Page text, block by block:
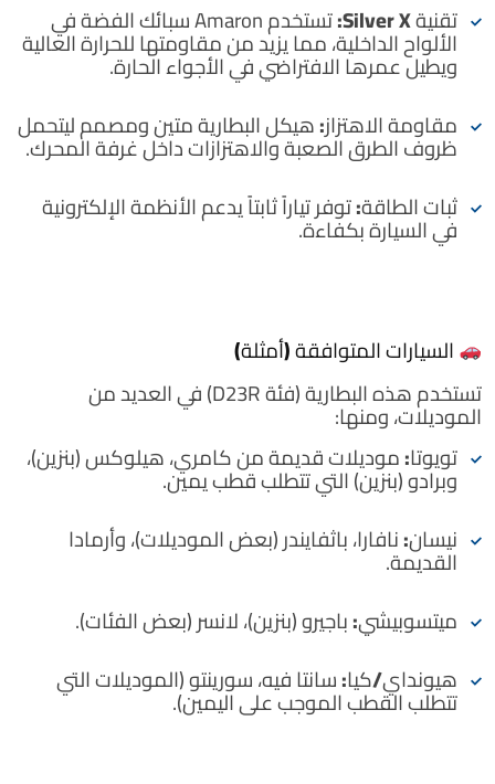
تقنية Silver X:
تستخدم Amaron سبائك الفضة في
الألواح الداخلية، مما يزيد من مقاومتها للحرارة العالية
ويطيل عمرها الافتراضي في الأجواء الحارة.
مقاومة الاهتزاز:هيكل البطارية متين ومصمم ليتحمل
ظروف الطرق الصعبة والاهتزازات داخل غرفة المحرك.
ثبات الطاقة:توفر تياراً ثابتاً يدعم الأنظمة الإلكترونية
في السيارة بكفاءة.
السيارات المتوافقة (أمثلة)
تستخدم هذه البطارية (فئة D23R) في العديد من
الموديلات، ومنها:
تويوتا:موديلات قديمة من كامري، هيلوكس (بنزين)،
وبرادو (بنزين) التي تتطلب قطب يمين.
نيسان:نافارا، باثفايندر (بعض الموديلات)، وأرمادا
القديمة.
ميتسوبيشي:باجيرو (بنزين)، لانسر (بعض الفئات).
هيونداي/كيا:سانتا فيه، سورينتو (الموديلات التي
تتطلب القطب الموجب على اليمين).